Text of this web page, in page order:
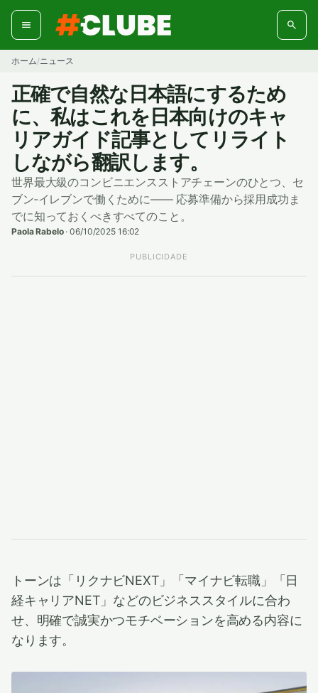
ン
ホーム/ニュース
正確で自然な日本語にするため
に、私はこれを日本向けのキャ
リアガイド記事としてリライト
しながら翻訳します。
世界最大級のコンビニエンスストアチェーンのひとつ、セ
ブン‐イレブンで働くために―― 応募準備から採用成功ま
でに知っておくべきすべてのこと。
Paola Rabelo·06/10/2025 16:02
PUBLICIDADE
トーンは「リクナビNEXT」「マイナビ転職」「日
経キャリアNET」などのビジネススタイルに合わ
せ、明確で誠実かつモチベーションを高める内容に
なります。